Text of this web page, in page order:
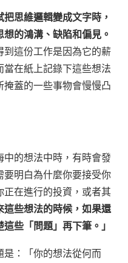
思維邏輯變成文字時，
的鴻溝、缺陷和偏見。
這份工作是因為它的薪
在紙上記錄下這些想法
蓋的一些事物會慢慢凸
中的想法中時，有時會發
明白為什麼你要接受你
正在進行的投資，或者其
這些想法的時候，如果還
些「問題」再下筆。」
是：「你的想法從何而